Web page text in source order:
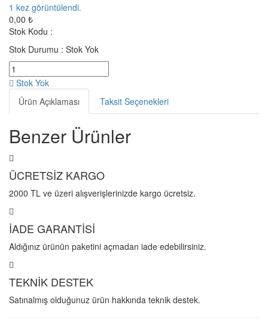
1 kez görüntülendi.
0,00 ₺
Stok Kodu :
Stok Durumu : Stok Yok
Stok Yok
Ürün Açıklaması
Taksit Seçenekleri
Benzer Ürünler
ÜCRETSİZ KARGO
2000 TL ve üzeri alışverişlerinizde kargo ücretsiz.
İADE GARANTİSİ
Aldığınız ürünün paketini açmadan iade edebilirsiniz.
TEKNİK DESTEK
Satınalmış olduğunuz ürün hakkında teknik destek.